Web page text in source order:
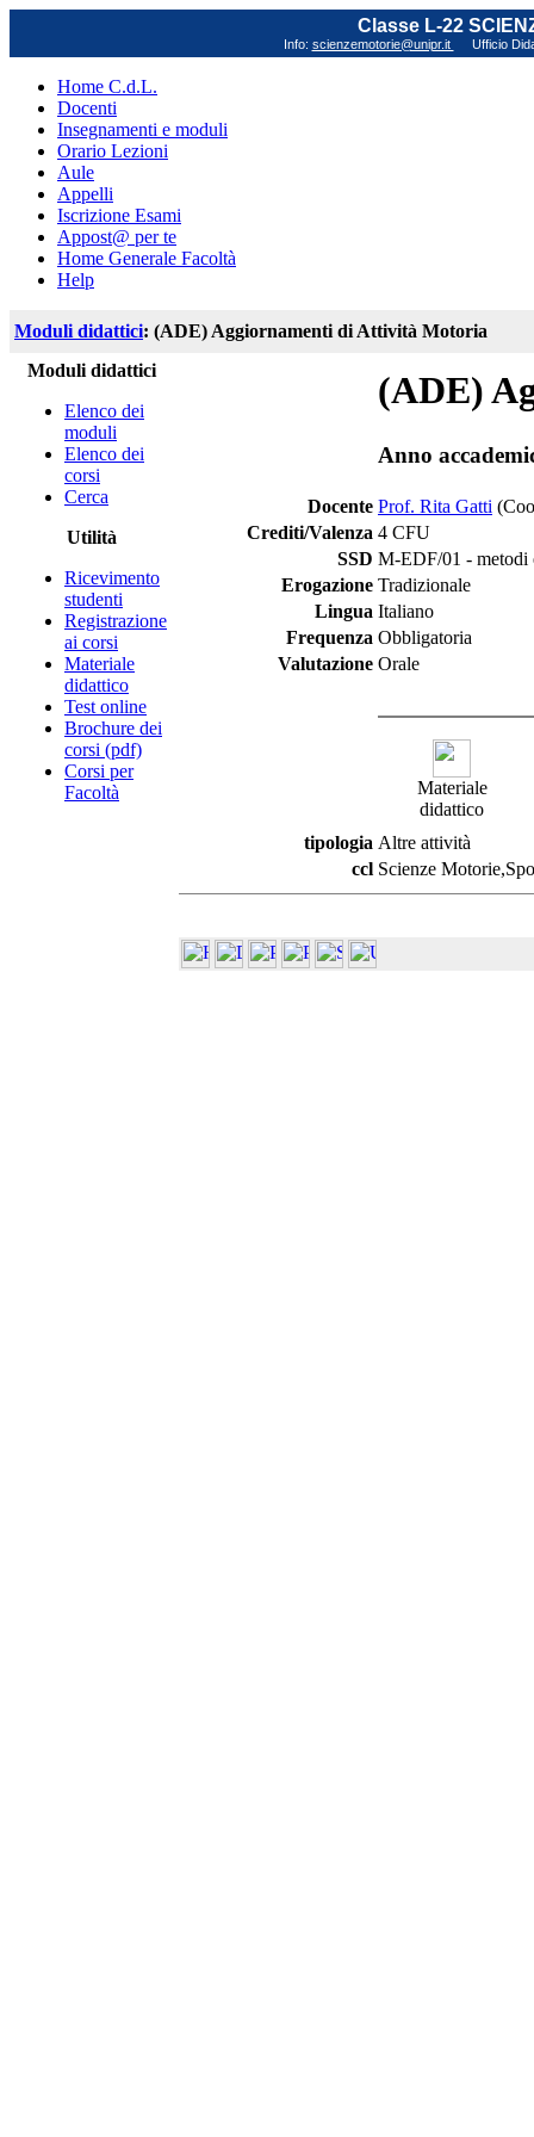
Classe L-22
Info: scienzemotorie@unipr.it Ufficio
Home C.d.L.
Docenti
Insegnamenti e moduli
Orario Lezioni
Aule
Appelli
Iscrizione Esami
Appost@ per te
Home Generale Facoltà
Help
Moduli didattici: (ADE) Aggiornamenti di Attività Motoria
Moduli didattici
Elenco dei
moduli
Elenco dei
corsi
Cerca
Utilità
Ricevimento
studenti
Registrazione
ai corsi
Materiale
didattico
Test online
Brochure dei
corsi (pdf)
Corsi per
Facoltà
(ADE)
Anno
Docente Prof. Rita Gatti
Crediti/Valenza 4 CFU
SSD M-EDF/01 - metodi
Erogazione Tradizionale
Lingua Italiano
Frequenza Obbligatoria
Valutazione Orale
Materiale
didattico
tipologia Altre attività
ccl Scienze